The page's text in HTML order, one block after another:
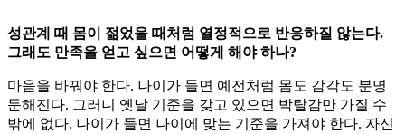
성관계 때 몸이 젊었을 때처럼 열정적으로 반응하질 않는다.
그래도 만족을 얻고 싶으면 어떻게 해야 하나?
마음을 바꿔야 한다. 나이가 들면 예전처럼 몸도 감각도 분명
둔해진다. 그러니 옛날 기준을 갖고 있으면 박탈감만 가질 수
밖에 없다. 나이가 들면 나이에 맞는 기준을 가져야 한다. 자신